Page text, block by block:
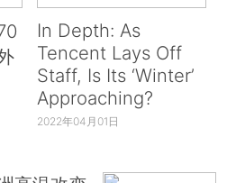
In Depth: As
Tencent Lays Off
Staff, Is Its ‘Winter’
Approaching?
2022年04月01日